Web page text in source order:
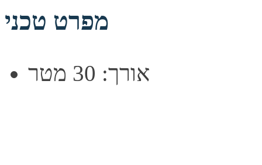
מפרט טכני
אורך: 30 מטר